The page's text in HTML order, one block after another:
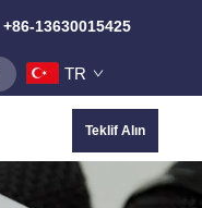
+86-13630015425
TR
Teklif Alın